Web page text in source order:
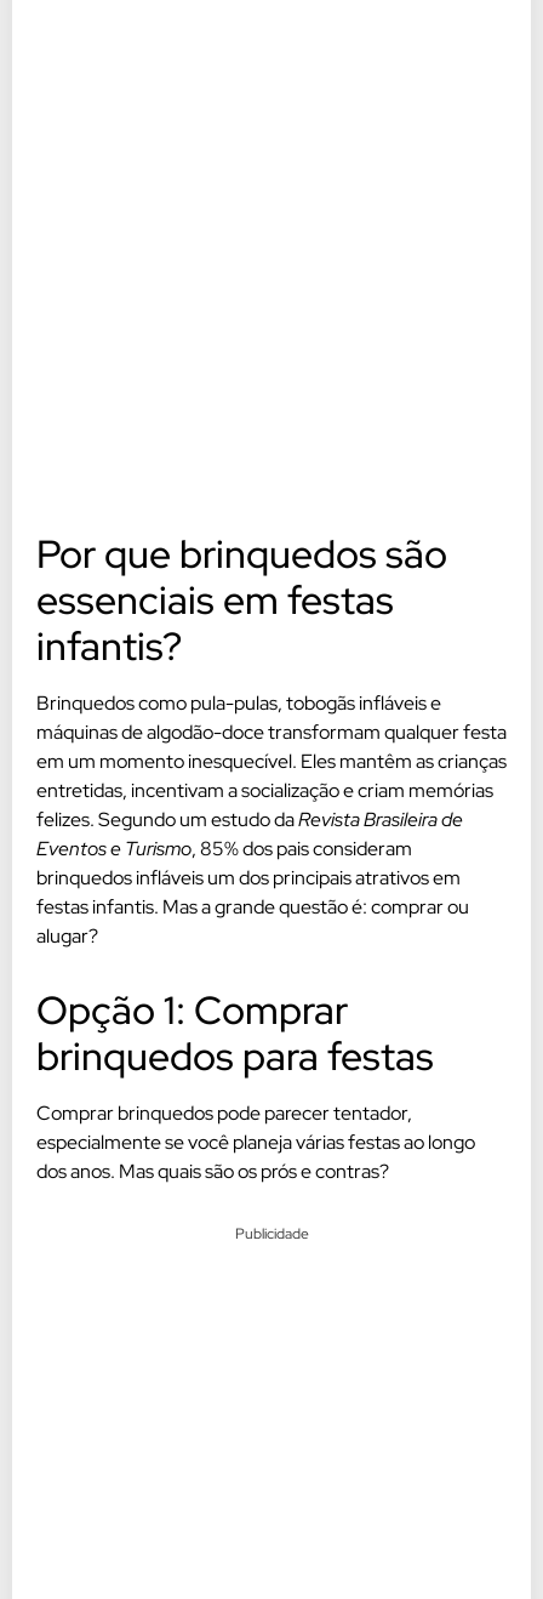
Por que brinquedos são
essenciais em festas
infantis?
Brinquedos como pula-pulas, tobogãs infláveis e
máquinas de algodão-doce transformam qualquer festa
em um momento inesquecível. Eles mantêm as crianças
entretidas, incentivam a socialização e criam memórias
felizes. Segundo um estudo daRevista Brasileira de
Eventos e Turismo, 85% dos pais consideram
brinquedos infláveis um dos principais atrativos em
festas infantis. Mas a grande questão é: comprar ou
alugar?
Opção 1: Comprar
brinquedos para festas
Comprar brinquedos pode parecer tentador,
especialmente se você planeja várias festas ao longo
dos anos. Mas quais são os prós e contras?
Publicidade